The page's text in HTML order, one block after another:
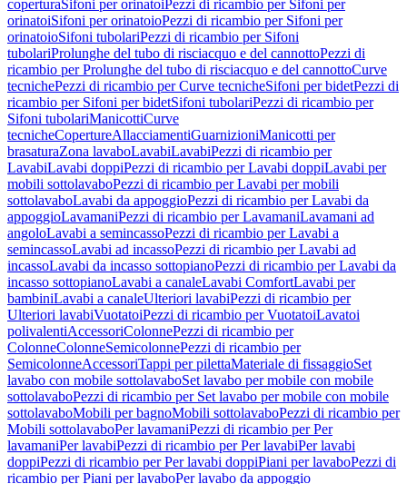
coperturaSifoni per orinatoiPezzi di ricambio per Sifoni per
orinatoiSifoni per orinatoioPezzi di ricambio per Sifoni per
orinatoioSifoni tubolariPezzi di ricambio per Sifoni
tubolariProlunghe del tubo di risciacquo e del cannottoPezzi di
ricambio per Prolunghe del tubo di risciacquo e del cannottoCurve
tecnichePezzi di ricambio per Curve tecnicheSifoni per bidetPezzi di
ricambio per Sifoni per bidetSifoni tubolariPezzi di ricambio per
Sifoni tubolariManicottiCurve
tecnicheCopertureAllacciamentiGuarnizioniManicotti per
brasaturaZona lavaboLavabiLavabiPezzi di ricambio per
LavabiLavabi doppiPezzi di ricambio per Lavabi doppiLavabi per
mobili sottolavaboPezzi di ricambio per Lavabi per mobili
sottolavaboLavabi da appoggioPezzi di ricambio per Lavabi da
appoggioLavamaniPezzi di ricambio per LavamaniLavamani ad
angoloLavabi a semincassoPezzi di ricambio per Lavabi a
semincassoLavabi ad incassoPezzi di ricambio per Lavabi ad
incassoLavabi da incasso sottopianoPezzi di ricambio per Lavabi da
incasso sottopianoLavabi a canaleLavabi ComfortLavabi per
bambiniLavabi a canaleUlteriori lavabiPezzi di ricambio per
Ulteriori lavabiVuotatoiPezzi di ricambio per VuotatoiLavatoi
polivalentiAccessoriColonnePezzi di ricambio per
ColonneColonneSemicolonnePezzi di ricambio per
SemicolonneAccessoriTappi per pilettaMateriale di fissaggioSet
lavabo con mobile sottolavaboSet lavabo per mobile con mobile
sottolavaboPezzi di ricambio per Set lavabo per mobile con mobile
sottolavaboMobili per bagnoMobili sottolavaboPezzi di ricambio per
Mobili sottolavaboPer lavamaniPezzi di ricambio per Per
lavamaniPer lavabiPezzi di ricambio per Per lavabiPer lavabi
doppiPezzi di ricambio per Per lavabi doppiPiani per lavaboPezzi di
ricambio per Piani per lavaboPer lavabo da appoggio